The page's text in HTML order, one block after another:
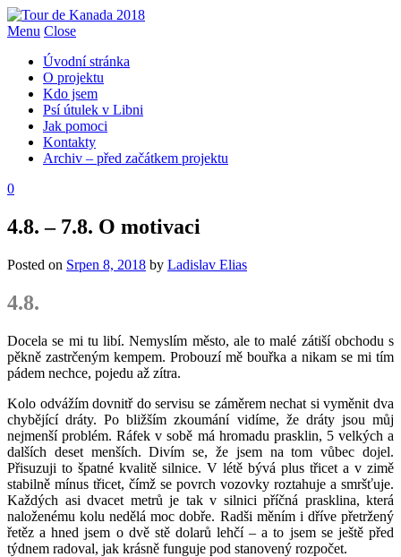
Menu Close
Úvodní stránka
O projektu
Kdo jsem
Psí útulek v Libni
Jak pomoci
Kontakty
Archiv – před začátkem projektu
0
4.8. – 7.8. O motivaci
Posted on Srpen 8, 2018 by Ladislav Elias
4.8.
Docela se mi tu libí. Nemyslím město, ale to malé zátiší obchodu s
pěkně zastrčeným kempem. Probouzí mě bouřka a nikam se mi tím
pádem nechce, pojedu až zítra.
Kolo odvážím dovnitř do servisu se záměrem nechat si vyměnit dva
chybějící dráty. Po bližším zkoumání vidíme, že dráty jsou můj
nejmenší problém. Ráfek v sobě má hromadu prasklin, 5 velkých a
dalších deset menších. Divím se, že jsem na tom vůbec dojel.
Přisuzuji to špatné kvalitě silnice. V létě bývá plus třicet a v zimě
stabilně mínus třicet, čímž se povrch vozovky roztahuje a smršťuje.
Každých asi dvacet metrů je tak v silnici příčná prasklina, která
naloženému kolu nedělá moc dobře. Radši měním i dříve přetržený
řetěz a hned jsem o dvě stě dolarů lehčí – a to jsem se ještě před
týdnem radoval, jak krásně funguje pod stanovený rozpočet.